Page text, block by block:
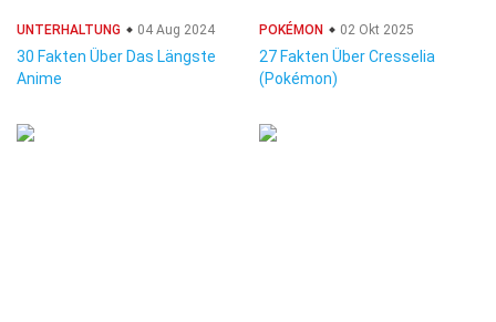
UNTERHALTUNG 04 Aug 2024
30 Fakten Über Das Längste
Anime
POKÉMON 02 Okt 2025
27 Fakten Über Cresselia
(Pokémon)